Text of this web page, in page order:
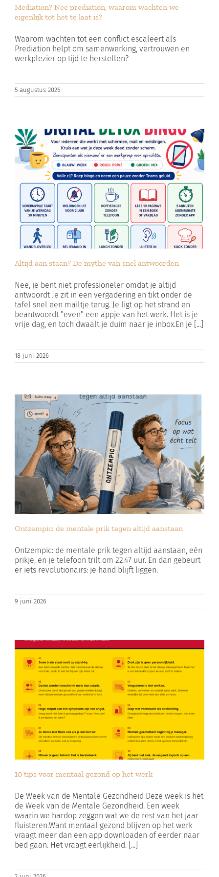
Zoeken
naar:
Winkelwagen
Mediation? Nee prediation, waarom wachten we
eigenlijk tot het te laat is?
Waarom wachten tot een conflict escaleert als
Prediation helpt om samenwerking, vertrouwen en
werkplezier op tijd te herstellen?
5 augustus 2026
Altijd aan staan? De mythe van snel antwoorden
Nee, je bent niet professioneler omdat je altijd
antwoordt Je zit in een vergadering en tikt onder de
tafel snel een mailtje terug. Je ligt op het strand en
beantwoordt "even" een appje van het werk. Het is je
vrije dag, en toch dwaalt je duim naar je inbox.En je [...]
18 juni 2026
Ontzempic: de mentale prik tegen altijd aanstaan
Ontzempic: de mentale prik tegen altijd aanstaan, eén
prikje, en je telefoon trilt om 22.47 uur. En dan gebeurt
er iets revolutionairs: je hand blijft liggen.
9 juni 2026
10 tips voor mentaal gezond op het werk
De Week van de Mentale Gezondheid Deze week is het
de Week van de Mentale Gezondheid. Een week
waarin we hardop zeggen wat we de rest van het jaar
fluisteren.Want mentaal gezond blijven op het werk
vraagt meer dan een app downloaden of eerder naar
bed gaan. Het vraagt eerlijkheid. [...]